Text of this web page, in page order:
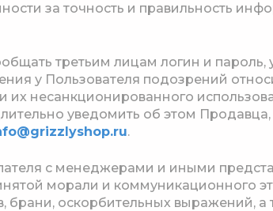
за точность и правильность
третьим лицам логин и
у Пользователя подозрений
их несанкционированного
уведомить об этом
.
с менеджерами и иными
морали и коммуникационного
брани, оскорбительных выражений, а